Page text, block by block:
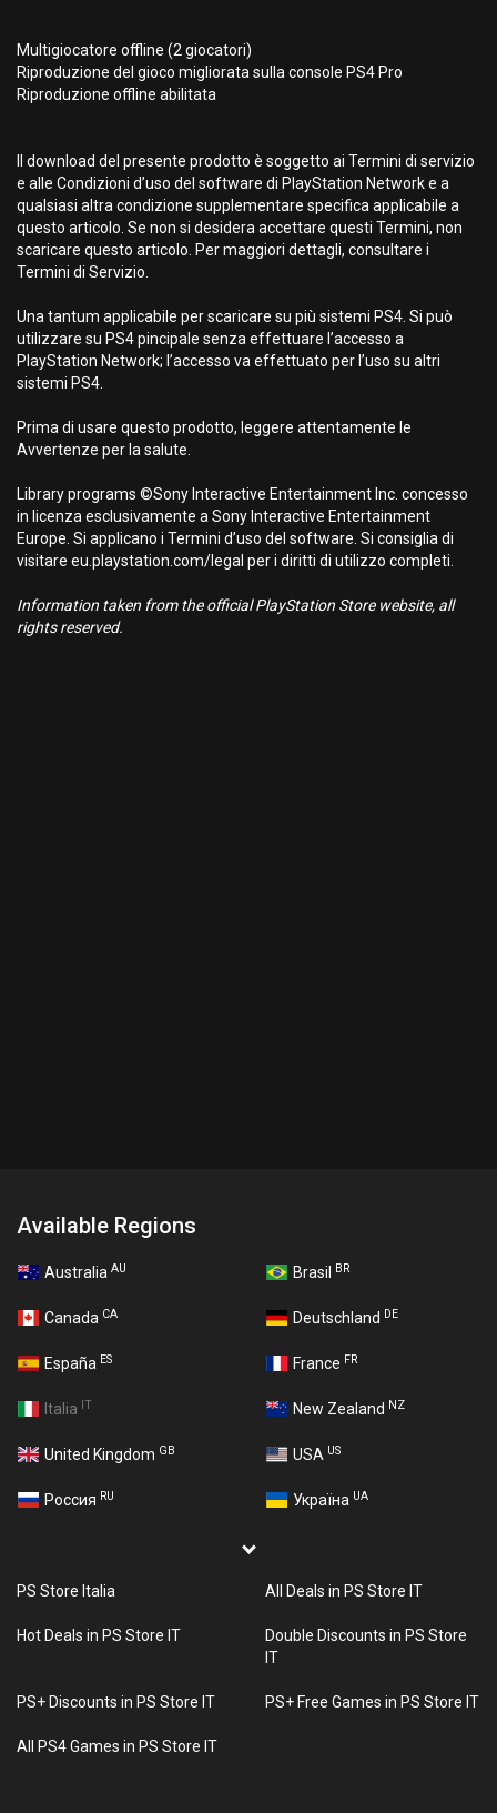
Multigiocatore offline (2 giocatori)
Riproduzione del gioco migliorata sulla console PS4 Pro
Riproduzione offline abilitata
Il download del presente prodotto è soggetto ai Termini di servizio
e alle Condizioni d’uso del software di PlayStation Network e a
qualsiasi altra condizione supplementare specifica applicabile a
questo articolo. Se non si desidera accettare questi Termini, non
scaricare questo articolo. Per maggiori dettagli, consultare i
Termini di Servizio.
Una tantum applicabile per scaricare su più sistemi PS4. Si può
utilizzare su PS4 pincipale senza effettuare l’accesso a
PlayStation Network; l’accesso va effettuato per l’uso su altri
sistemi PS4.
Prima di usare questo prodotto, leggere attentamente le
Avvertenze per la salute.
Library programs ©Sony Interactive Entertainment Inc. concesso
in licenza esclusivamente a Sony Interactive Entertainment
Europe. Si applicano i Termini d’uso del software. Si consiglia di
visitare eu.playstation.com/legal per i diritti di utilizzo completi.
Information taken from the official PlayStation Store website, all
rights reserved.
Available Regions
Australia AU Brasil BR
Canada CA Deutschland DE
España ES France FR
Italia IT New Zealand NZ
United Kingdom GB USA US
Россия RU Україна UA
PS Store Italia All Deals in PS Store IT
Hot Deals in PS Store IT
Double Discounts in PS Store
IT
PS+ Discounts in PS Store IT PS+ Free Games in PS Store IT
All PS4 Games in PS Store IT